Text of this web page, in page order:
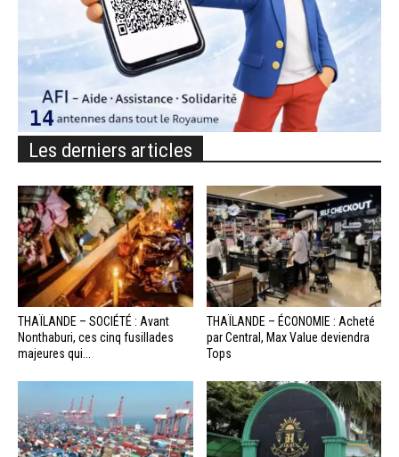
Les derniers articles
THAÏLANDE – SOCIÉTÉ : Avant
Nonthaburi, ces cinq fusillades
majeures qui...
THAÏLANDE – ÉCONOMIE : Acheté
par Central, Max Value deviendra
Tops